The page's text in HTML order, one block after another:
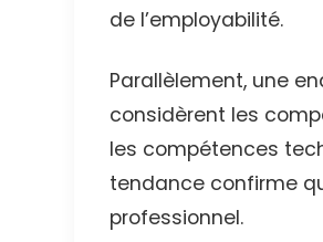
de l’employabilité.
Parallèlement, une
considèrent les
les compétences
tendance confirme
professionnel.